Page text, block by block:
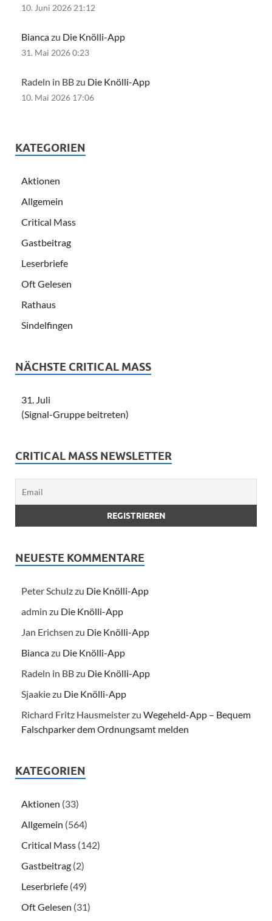
10. Juni 2026 21:12
Biancazu Die Knölli-App
31. Mai 2026 0:23
Radeln in BB zu Die Knölli-App
10. Mai 2026 17:06
KATEGORIEN
Aktionen
Allgemein
Critical Mass
Gastbeitrag
Leserbriefe
Oft Gelesen
Rathaus
Sindelfingen
NÄCHSTE CRITICAL MASS
31. Juli
(Signal-Gruppe beitreten)
CRITICAL MASS NEWSLETTER
NEUESTE KOMMENTARE
Peter Schulzzu Die Knölli-App
admin zu Die Knölli-App
Jan Erichsen zu Die Knölli-App
Biancazu Die Knölli-App
Radeln in BBzu Die Knölli-App
Sjaakiezu Die Knölli-App
Richard Fritz Hausmeisterzu Wegeheld-App – Bequem
Falschparker dem Ordnungsamt melden
KATEGORIEN
Aktionen (33)
Allgemein (564)
Critical Mass (142)
Gastbeitrag (2)
Leserbriefe (49)
Oft Gelesen (31)